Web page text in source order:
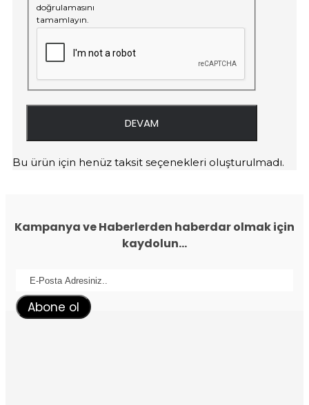
doğrulamasını
tamamlayın.
DEVAM
Bu ürün için henüz taksit seçenekleri oluşturulmadı.
Kampanya ve Haberlerden haberdar olmak için
kaydolun...
Abone ol